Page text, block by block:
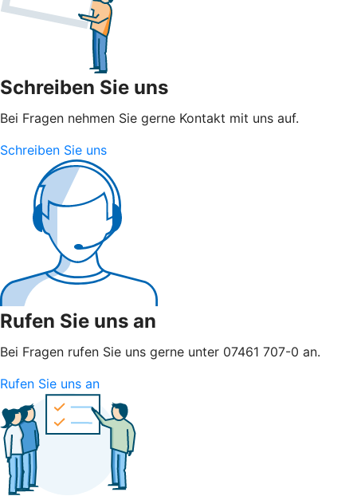
Schreiben Sie uns
Bei Fragen nehmen Sie gerne Kontakt mit uns auf.
Schreiben Sie uns
Rufen Sie uns an
Bei Fragen rufen Sie uns gerne unter 07461 707-0 an.
Rufen Sie uns an